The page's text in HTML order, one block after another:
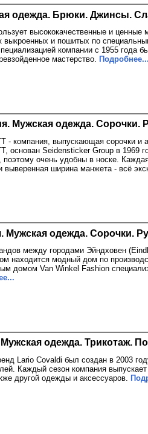
одежда. Брюки. Джинсы.
высококачественные и
выкроенных и пошитых по
компании с 1955 года
мастерство. Подробнее...
Мужская одежда. Сорочки.
- компания, выпускающая сорочки и
основан Seidensticker Group в 1969
очень удобны в носке.
выверенная ширина манжета - всё
Мужская одежда. Сорочки.
между городами Эйндховен
находится модный дом по
домом Van Winkel Fashion
одежда. Трикотаж.
Lario Covaldi был создан в 2003
Каждый сезон компания
другой одежды и аксессуаров.